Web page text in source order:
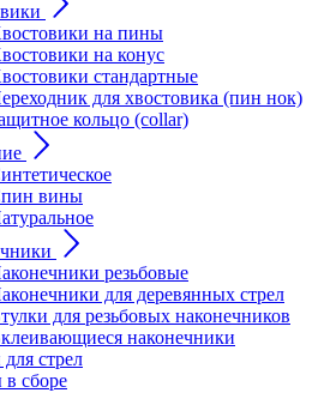
на пины
на конус
стандартные
для хвостовика (пин нок)
кольцо (collar)
вины
резьбовые
для деревянных стрел
для резьбовых наконечников
наконечники
стрел
сборе